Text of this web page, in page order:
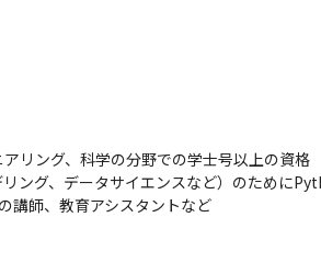
リング、科学の分野での学士号以上の資格
ング、データサイエンスなど）のために
講師、教育アシスタントなど